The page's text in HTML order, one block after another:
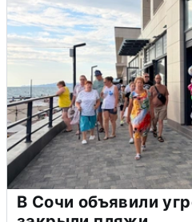
В Сочи объявили